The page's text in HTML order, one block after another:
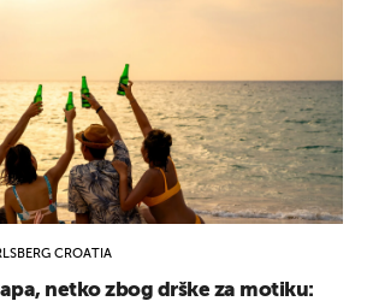
CROATIA
netko zbog drške za motiku: